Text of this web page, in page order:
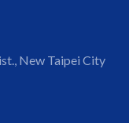
New Taipei City